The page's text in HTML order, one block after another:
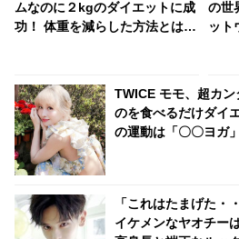
ムなのに２kgのダイエットに成
功！ 体重を減らした方法とは？
の世
ット
TWICE モモ、超カ
のを食べるだけダイ
の運動は「〇〇ヨガ」
「これはたまげた・
イケメンなヤオチー